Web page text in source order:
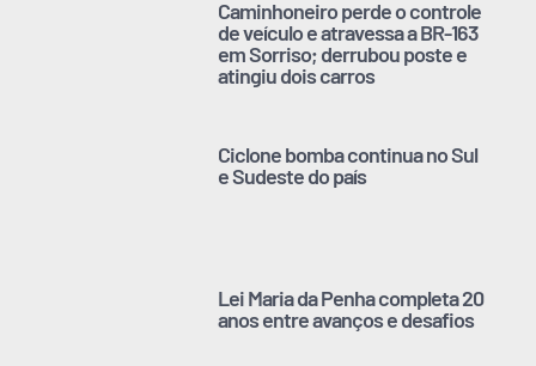
Caminhoneiro perde o controle
de veículo e atravessa a BR-163
em Sorriso; derrubou poste e
atingiu dois carros
Ciclone bomba continua no Sul
e Sudeste do país
Lei Maria da Penha completa 20
anos entre avanços e desafios